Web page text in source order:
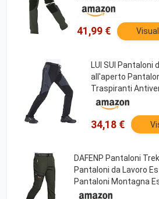
All'aperto Alpinismo
(L, Verde)
41,99 €
LUI SUI Pantaloni
all'aperto
Traspiranti
Primavera Estate
34,18 €
DAFENP Pantaloni
Pantaloni da Lavoro
Pantaloni Montagna
Traspirante